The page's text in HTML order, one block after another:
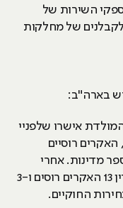
השירות של
של מחלקות
בארה"ב:
אישרו שלפניי
הבחירות לנשיאות שהתקיימו ב-2016, האקרים רוסיים
מדינות. אחרי
הבחירות משרד המשפטים העמיד לדין 13 האקרים רוסים ו-3
החוקיים.